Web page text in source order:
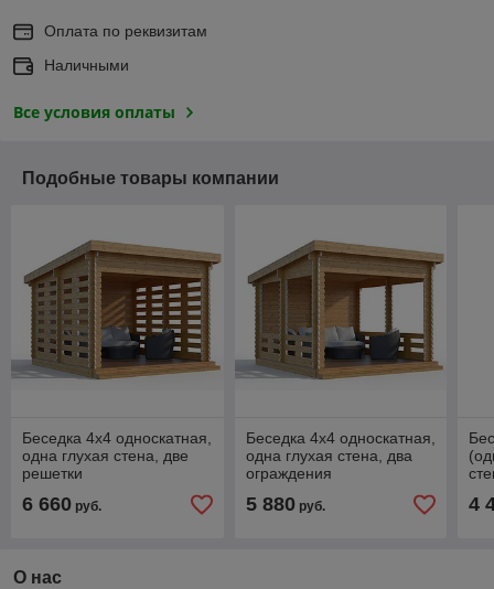
Оплата по реквизитам
Наличными
Все условия оплаты
Подобные товары компании
Беседка 4х4 односкатная,
одна глухая стена, две
решетки
6 660 руб.
Беседка 4х4 односкатная,
одна глухая стена, два
ограждения
5 880руб. 4
О нас